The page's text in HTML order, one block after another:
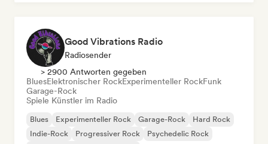
Good Vibrations Radio
Radiosender
> 2900 Antworten gegeben
BluesElektronischer RockExperimenteller RockFunk
Garage-Rock
Spiele Künstler im Radio
Blues Experimenteller Rock Garage-Rock
Hard Rock
Indie-Rock
Progressiver Rock
Psychedelic Rock